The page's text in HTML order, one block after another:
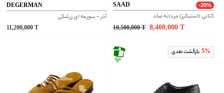
DEGERMAN
آذر - سورمه ای زرشکی
11,200,000
SAAD -20%
کتانی (اسنیکرز) مردانه صاد
10,500,000 T 8,400,000
5% بازگشت نقدی